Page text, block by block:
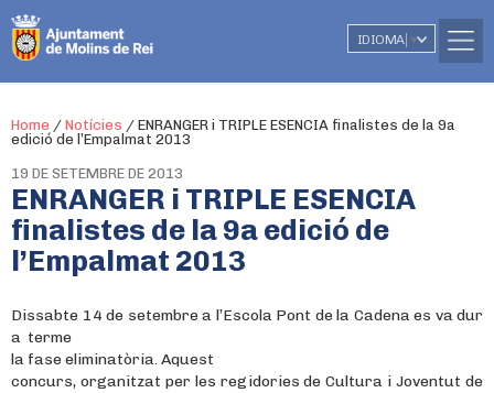
IDIOMA ▼
Home / Notícies / ENRANGER i TRIPLE ESENCIA finalistes de la 9a
edició de l’Empalmat 2013
19 DE SETEMBRE DE 2013
ENRANGER i TRIPLE ESENCIA
finalistes de la 9a edició de
l’Empalmat 2013
Dissabte 14 de setembre a l’Escola Pont de la Cadena es va dur
a terme
la fase eliminatòria.Aquest
concurs, organitzat per les regidories de Cultura i Joventut de